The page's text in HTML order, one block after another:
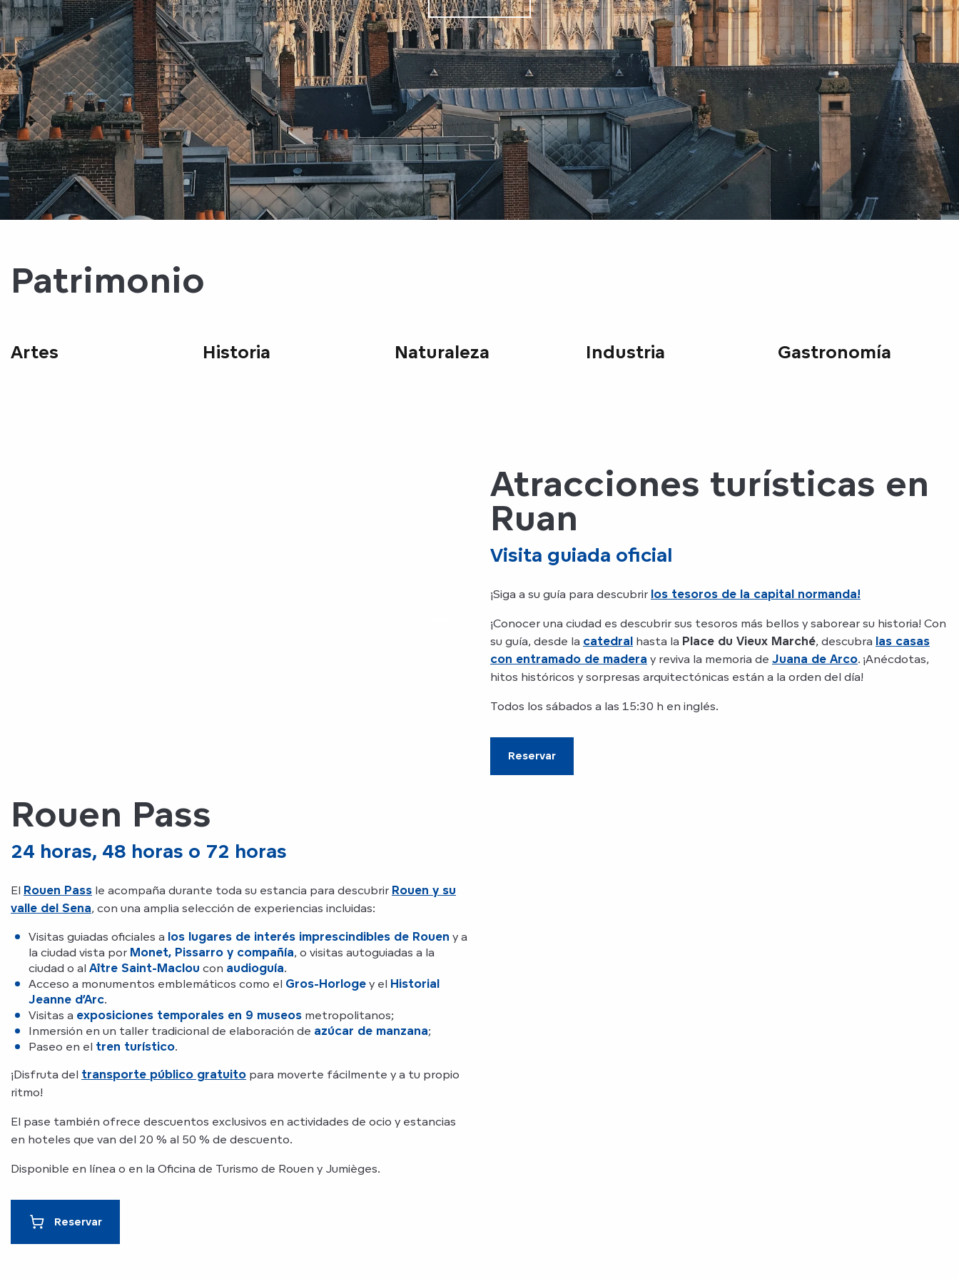
Patrimonio
Artes Historia Naturaleza Industria Gastronomía
Atracciones turísticas en
Ruan
Visita guiada oficial
¡Siga a su guía para descubrir los tesoros de la capital normanda!
¡Conocer una ciudad es descubrir sus tesoros más bellos y saborear su historia! Con
su guía, desde la catedral hasta la Place du Vieux Marché, descubra las casas
con entramado de madera y reviva la memoria de Juana de Arco. ¡Anécdotas,
hitos históricos y sorpresas arquitectónicas están a la orden del día!
Todos los sábados a las 15:30 h en inglés.
Reservar
Rouen Pass
24 horas, 48 horas o 72 horas
El Rouen Pass le acompaña durante toda su estancia para descubrir Rouen y su
valle del Sena, con una amplia selección de experiencias incluidas:
Visitas guiadas oficiales a los lugares de interés imprescindibles de Rouen y a
la ciudad vista por Monet, Pissarro y compañía, o visitas autoguiadas a la
ciudad o al Aître Saint-Maclou con audioguía.
Acceso a monumentos emblemáticos como el Gros-Horlogey el Historial
Jeanne d’Arc.
Visitas a exposiciones temporales en 9 museosmetropolitanos;
Inmersión en un taller tradicional de elaboración de azúcar de manzana;
Paseo en el tren turístico.
¡Disfruta del transporte público gratuito para moverte fácilmente y a tu propio
ritmo!
El pase también ofrece descuentos exclusivos en actividades de ocio y estancias
en hoteles que van del 20 % al 50 % de descuento.
Disponible en línea o en la Oficina de Turismo de Rouen y Jumièges.
Reservar